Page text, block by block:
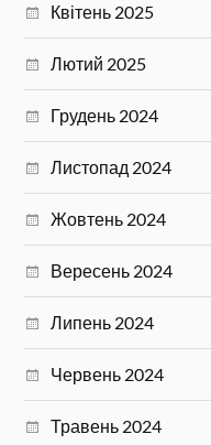
Квітень 2025
Лютий 2025
Грудень 2024
Листопад 2024
Жовтень 2024
Вересень 2024
Липень 2024
Червень 2024
Травень 2024